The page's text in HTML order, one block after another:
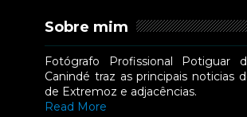
Sobre mim
Fotógrafo Profissional Potiguar
Canindé traz as principais noticias
de Extremoz e adjacências.
Read More